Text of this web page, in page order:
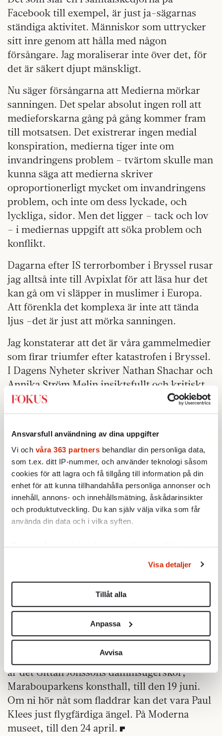
Ansvarsfull användning av dina uppgifter
Vi och våra 363 partners behandlar din personliga data,
som t.ex. ditt IP-nummer, och använder teknologi såsom
cookies för att lagra och få tillgång till information på din
enhet för att kunna tillhandahålla personliga annonser och
innehåll, annons- och innehållsmätning, åskådarinsikter
och produktutveckling. Du kan själv välja vilka som får
använda din data och i vilka syften.
Ta reda på mer om hur dina personliga uppgifter
Du kan ändra eller dra tillbaka ditt samtycke när som
helst från cookie-förklaringen.
Vi använder enhetsidentifierare för att anpassa innehållet
för sociala medier och analysera vår trafik. Vi
vidarebefordrar även sådana identifierare och annan
information från din enhet till de sociala medier och
annons- och analysföretag som vi samarbetar med.
Dessa kan i sin tur kombinera informationen med annan
information som du har tillhandahållit eller som de har
samlat in när du har använt deras tjänster.
Om du vill läsa mer om hur vi hanterar personuppgifter
kan du göra det
.
Visa detaljer
Tillåt alla
Anpassa
Avvisa
Facebook till exempel, är just ja-sägarnas
ständiga aktivitet. Människor som uttrycker
sitt inre genom att hålla med någon
försångare. Jag moraliserar inte över det, för
det är säkert djupt mänskligt.
Nu säger försångarna att Medierna mörkar
sanningen. Det spelar absolut ingen roll att
medieforskarna gång på gång kommer fram
till motsatsen. Det existrerar ingen medial
konspiration, medierna tiger inte om
invandringens problem – tvärtom skulle man
kunna säga att medierna skriver
oproportionerligt mycket om invandringens
problem, och inte om dess lyckade, och
lyckliga, sidor. Men det ligger – tack och lov
– i mediernas uppgift att söka problem och
konflikt.
Dagarna efter IS terrorbomber i Bryssel rusar
jag alltså inte till Avpixlat för att läsa hur det
kan gå om vi släpper in muslimer i Europa.
Att förenkla det komplexa är inte att tända
ljus –det är just att mörka sanningen.
Jag konstaterar att det är våra gammelmedier
som firar triumfer efter katastrofen i Bryssel.
I Dagens Nyheter skriver Nathan Shachar och
Annika Ström Melin insiktsfullt och kritiskt,
både om IS utveckling och om Belgiens
inrikes och säkerhetspolitiska bekymmer. De
ett faktum är det inte tårar som tröstar, utan
kunskap och komplexitet.
Svenska Dagbladets reporter Teresa Küchler
var själv på plats på Zaventemflygplatsen i
Bryssel. Hon beskriver katastrofen återhållet,
vilket ökar allvaret. I radions P1 var det den
chockade Brysselbor och experter till
meningsfulla kommentarer. Improvisation
behöver inte heller utesluta skärpa och
intellektuell hederlighet.
Gråterskor och olyckskorpar gjorde sig inte
besvär, vilket bara det är värt ett par
journalistpris.
För övrigt: Om ni hör nåt i luften som surrar
är det Gittan Jönssons dammsugerskor,
Marabouparkens konsthall, till den 19 juni.
Om ni hör nåt som fladdrar kan det vara Paul
Klees just flygfärdiga ängel. På Moderna
museet, till den 24 april.